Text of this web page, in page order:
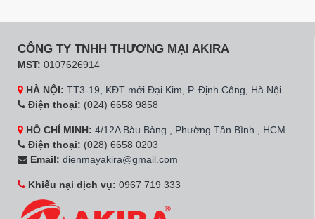
CÔNG TY TNHH THƯƠNG MẠI AKIRA
MST: 0107626914
HÀ NỘI: TT3-19, KĐT mới Đại Kim, P. Định Công, Hà Nội
Điện thoại: (024) 6658 9858
HỒ CHÍ MINH: 4/12A Bàu Bàng , Phường Tân Bình , HCM
Điện thoại: (028) 6658 0203
Email: dienmayakira@gmail.com
Khiếu nại dịch vụ: 0967 719 333